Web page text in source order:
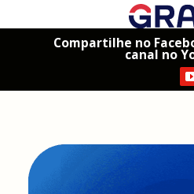
Compartilhe no
canal no